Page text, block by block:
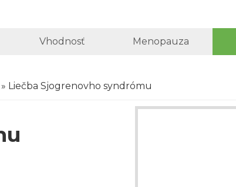
Vhodnosť Menopauza
» Liečba Sjogrenovho syndrómu